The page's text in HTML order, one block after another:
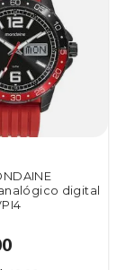
digital